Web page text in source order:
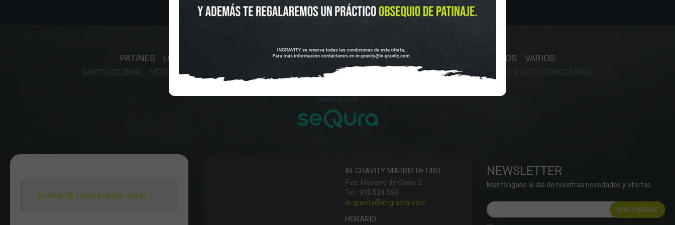
PATINES LONGBOARD SKATEBOARD SCOOTER PROTECCIONES ACCESORIOS RECAMBIOS VARIOS
GASTOS DE ENVIO MÉTODOS DE PAGO, DEVOLUCIONES Y DATOS DE INTERÉS POLÍTICA DE COOKIES POLÍTICA DE PROTECCIÓN DE DATOS
FINANCIA CON:
In-Gravity roller&skate shop
IN-GRAVITY MADRID RETIRO
Pza. Mariano de Cavia, 2
Tel.: 915 524 553
in-gravity@in-gravity.com
HORARIO
NEWSLETTER
Manténgase al día de nuestras novedades y ofertas